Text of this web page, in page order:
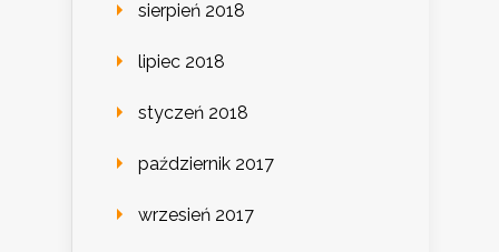
sierpień 2018
lipiec 2018
styczeń 2018
październik 2017
wrzesień 2017